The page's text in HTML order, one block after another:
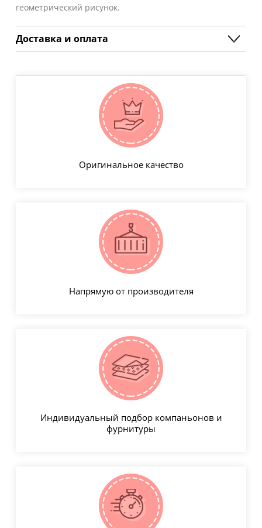
геометрический рисунок.
Доставка и оплата
Оригинальное качество
Напрямую от производителя
Индивидуальный подбор компаньонов и
фурнитуры